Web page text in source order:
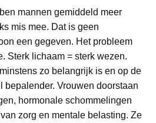
mannen gemiddeld meer
mis mee. Dat is geen
een gegeven. Het probleem
Sterk lichaam = sterk wezen.
zo belangrijk is en op de
bepalender. Vrouwen doorstaan
hormonale schommelingen
zorg en mentale belasting. Ze